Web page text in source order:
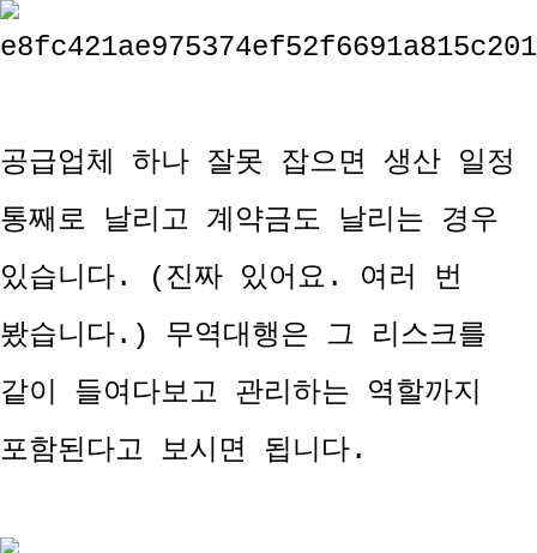
공급업체 하나 잘못 잡으면 생산 일정
통째로 날리고 계약금도 날리는 경우
있습니다. (진짜 있어요. 여러 번
봤습니다.) 무역대행은 그 리스크를
같이 들여다보고 관리하는 역할까지
포함된다고 보시면 됩니다.